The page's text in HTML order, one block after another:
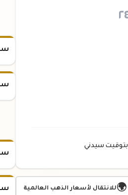
بتوقيت سيدني
🌍للانتقال لأسعار الذهب العالمية